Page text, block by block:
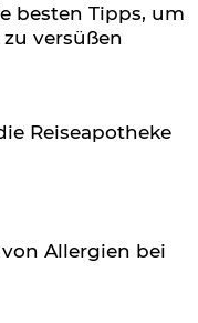
besten Tipps, um
versüßen
Reiseapotheke
Allergien bei